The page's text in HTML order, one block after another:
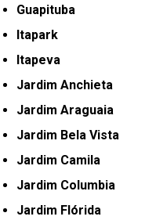
Guapituba
Itapark
Itapeva
Jardim Anchieta
Jardim Araguaia
Jardim Bela Vista
Jardim Camila
Jardim Columbia
Jardim Flórida